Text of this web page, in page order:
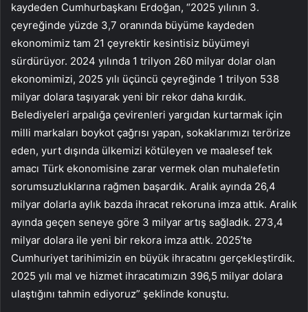
kaydeden Cumhurbaşkanı Erdoğan, “2025 yılının 3.
çeyreğinde yüzde 3,7 oranında büyüme kaydeden
ekonomimiz tam 21 çeyrektir kesintisiz büyümeyi
sürdürüyor. 2024 yılında 1 trilyon 260 milyar dolar olan
ekonomimizi, 2025 yılı üçüncü çeyreğinde 1 trilyon 538
milyar dolara taşıyarak yeni bir rekor daha kırdık.
Belediyeleri arpalığa çevirenleri yargıdan kurtarmak için
milli markaları boykot çağrısı yapan, sokaklarımızı terörize
eden, yurt dışında ülkemizi kötüleyen ve maalesef tek
amacı Türk ekonomisine zarar vermek olan muhalefetin
sorumsuzluklarına rağmen başardık. Aralık ayında 26,4
milyar dolarla aylık bazda ihracat rekoruna imza attık. Aralık
ayında geçen seneye göre 3 milyar artış sağladık. 273,4
milyar dolara ile yeni bir rekora imza attık. 2025’te
Cumhuriyet tarihimizin en büyük ihracatını gerçekleştirdik.
2025 yılı mal ve hizmet ihracatımızın 396,5 milyar dolara
ulaştığını tahmin ediyoruz” şeklinde konuştu.